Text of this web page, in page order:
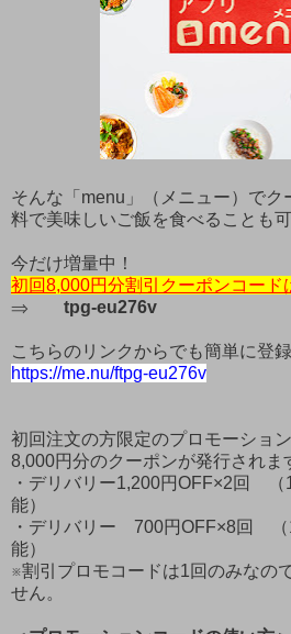
そんな「menu」（メニュー）で
料で美味しいご飯を食べることも可
今だけ増量中！
初回8,000円分割引クーポンコード
⇒ tpg-eu276v
こちらのリンクからでも簡単に登録
https://me.nu/ftpg-eu276v
初回注文の方限定のプロモーショ
8,000円分のクーポンが発行されま
・デリバリー1,200円OFF×2回 （
能）
・デリバリー 700円OFF×8回 （
能）
※割引プロモコードは1回のみなの
せん。